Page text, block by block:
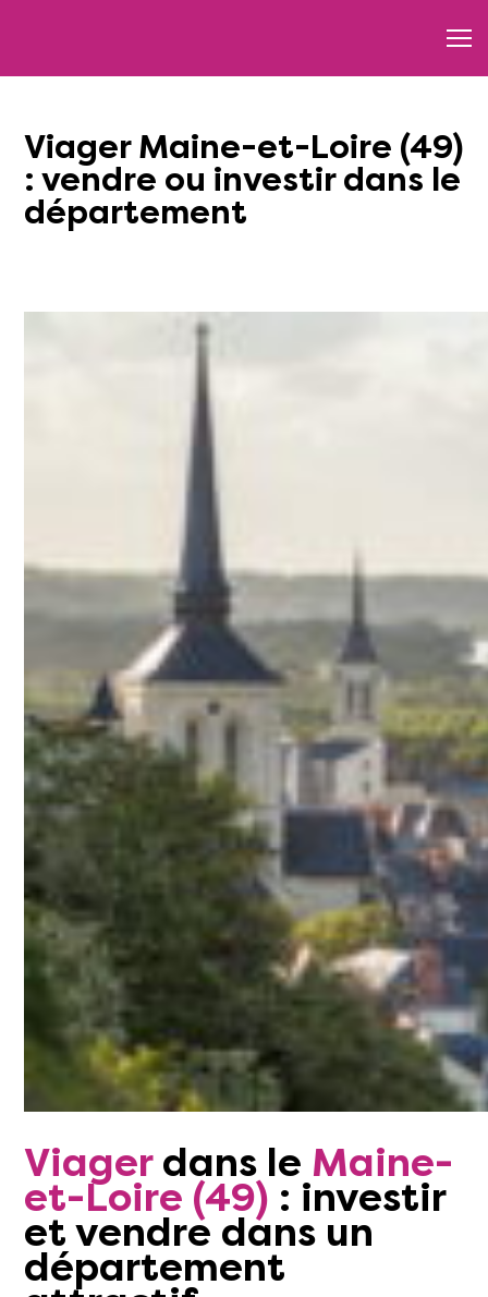
Viager Maine-et-Loire (49)
: vendre ou investir dans le
département
Viager dans le Maine-
et-Loire (49) : investir
et vendre dans un
département